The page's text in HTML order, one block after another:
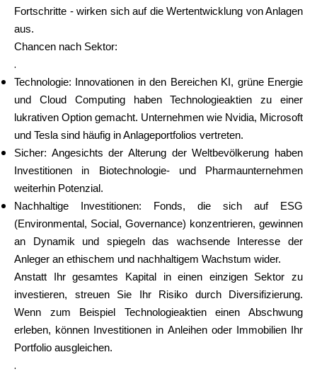
Fortschritte - wirken sich auf die Wertentwicklung von Anlagen
aus.
Chancen nach Sektor:
.
Technologie: Innovationen in den Bereichen KI, grüne Energie
und Cloud Computing haben Technologieaktien zu einer
lukrativen Option gemacht. Unternehmen wie Nvidia, Microsoft
und Tesla sind häufig in Anlageportfolios vertreten.
Sicher: Angesichts der Alterung der Weltbevölkerung haben
Investitionen in Biotechnologie- und Pharmaunternehmen
weiterhin Potenzial.
Nachhaltige Investitionen: Fonds, die sich auf ESG
(Environmental, Social, Governance) konzentrieren, gewinnen
an Dynamik und spiegeln das wachsende Interesse der
Anleger an ethischem und nachhaltigem Wachstum wider.
Anstatt Ihr gesamtes Kapital in einen einzigen Sektor zu
investieren, streuen Sie Ihr Risiko durch Diversifizierung.
Wenn zum Beispiel Technologieaktien einen Abschwung
erleben, können Investitionen in Anleihen oder Immobilien Ihr
Portfolio ausgleichen.
.